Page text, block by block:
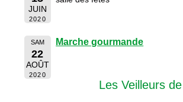
JUIN
2020
SAM
22
AOÛT
2020
Marche gourmande
Les Veilleurs